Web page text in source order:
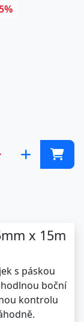
x 15m
s páskou
boční
kontrolu